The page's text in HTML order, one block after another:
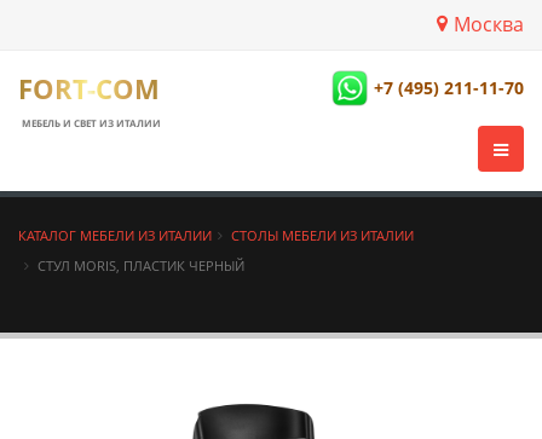
Москва
FORT-COM
МЕБЕЛЬ И СВЕТ ИЗ ИТАЛИИ
+7 (495) 211-11-70
КАТАЛОГ МЕБЕЛИ ИЗ ИТАЛИИ
СТОЛЫ МЕБЕЛИ ИЗ ИТАЛИИ
СТУЛ MORIS, ПЛАСТИК ЧЕРНЫЙ